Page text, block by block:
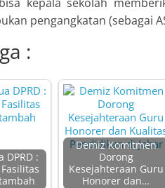
pengangkatan (sebagai
:
DPRD :
Demiz Komitmen
Dorong
Kesejahteraan Guru
Honorer dan…